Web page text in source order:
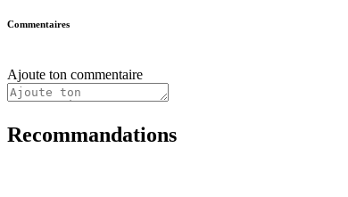
Commentaires
Ajoute ton commentaire
Recommandations